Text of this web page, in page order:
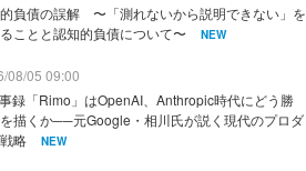
負債の誤解 〜「測れないから説明できない」を
ことと認知的負債について〜
NEW
08/05 09:00
録「Rimo」はOpenAI、Anthropic時代にどう勝
描くか──元Google・相川氏が説く現代のプロダ
略
NEW